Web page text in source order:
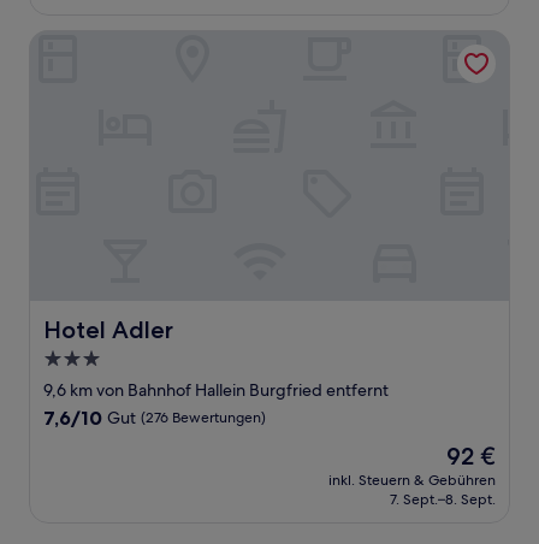
Hotel Adler
Hotel Adler
3.0-
Sterne-
Unterkunft
9,6 km von Bahnhof Hallein Burgfried entfernt
7.6
7,6/10 Gut (276 Bewertungen)
Der
Preis
beträgt
92 €
inkl. Steuern & Gebühren
7. Sept.–8. Sept.